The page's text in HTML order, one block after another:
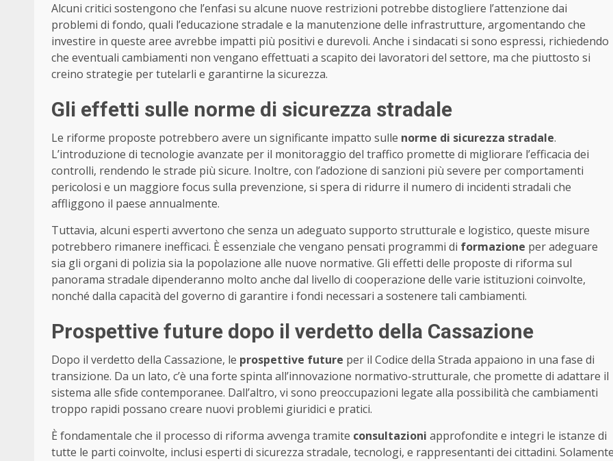
Alcuni critici sostengono che l’enfasi su alcune nuove restrizioni potrebbe distogliere l’attenzione dai
problemi di fondo, quali l’educazione stradale e la manutenzione delle infrastrutture, argomentando che
investire in queste aree avrebbe impatti più positivi e durevoli. Anche i sindacati si sono espressi, richiedendo
che eventuali cambiamenti non vengano effettuati a scapito dei lavoratori del settore, ma che piuttosto si
creino strategie per tutelarli e garantirne la sicurezza.
Gli effetti sulle norme di sicurezza stradale
Le riforme proposte potrebbero avere un significante impatto sulle norme di sicurezza stradale.
L’introduzione di tecnologie avanzate per il monitoraggio del traffico promette di migliorare l’efficacia dei
controlli, rendendo le strade più sicure. Inoltre, con l’adozione di sanzioni più severe per comportamenti
pericolosi e un maggiore focus sulla prevenzione, si spera di ridurre il numero di incidenti stradali che
affliggono il paese annualmente.
Tuttavia, alcuni esperti avvertono che senza un adeguato supporto strutturale e logistico, queste misure
potrebbero rimanere inefficaci. È essenziale che vengano pensati programmi di formazione per adeguare
sia gli organi di polizia sia la popolazione alle nuove normative. Gli effetti delle proposte di riforma sul
panorama stradale dipenderanno molto anche dal livello di cooperazione delle varie istituzioni coinvolte,
nonché dalla capacità del governo di garantire i fondi necessari a sostenere tali cambiamenti.
Prospettive future dopo il verdetto della Cassazione
Dopo il verdetto della Cassazione, le prospettive future per il Codice della Strada appaiono in una fase di
transizione. Da un lato, c’è una forte spinta all’innovazione normativo-strutturale, che promette di adattare il
sistema alle sfide contemporanee. Dall’altro, vi sono preoccupazioni legate alla possibilità che cambiamenti
troppo rapidi possano creare nuovi problemi giuridici e pratici.
È fondamentale che il processo di riforma avvenga tramite consultazioni approfondite e integri le istanze di
tutte le parti coinvolte, inclusi esperti di sicurezza stradale, tecnologi, e rappresentanti dei cittadini.